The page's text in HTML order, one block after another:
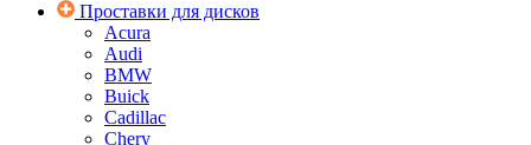
Проставки для дисков
Acura
Audi
BMW
Buick
Cadillac
Chery